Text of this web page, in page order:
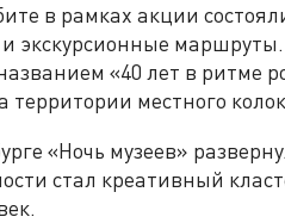
в рамках акции
экскурсионные
«40 лет в ритме
территории местного
«Ночь музеев»
стал креативный